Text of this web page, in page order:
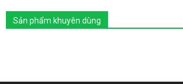
Sản phẩm khuyên dùng